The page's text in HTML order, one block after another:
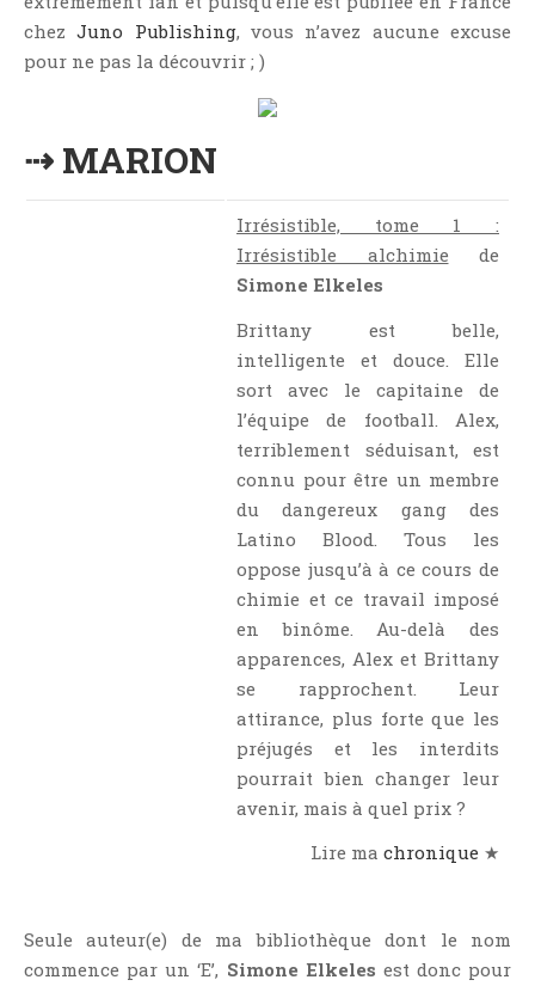
Point Lecture
Road-Book
Throwback Thursday Livresque
chezJuno Publishing, vous n’avez aucune excuse
pour ne pas la découvrir ; )
⇢ MARION
Irrésistible, tome 1 :
Irrésistible alchimie de
Simone Elkeles
Brittany est belle,
intelligente et douce. Elle
sort avec le capitaine de
l’équipe de football. Alex,
terriblement séduisant, est
connu pour être un membre
du dangereux gang des
Latino Blood. Tous les
oppose jusqu’à à ce cours de
chimie et ce travail imposé
en binôme. Au-delà des
apparences, Alex et Brittany
se rapprochent. Leur
attirance, plus forte que les
préjugés et les interdits
pourrait bien changer leur
avenir, mais à quel prix ?
Lire ma chronique ★
Seule auteur(e) de ma bibliothèque dont le nom
commence par un ‘E’, Simone Elkeles est donc pour